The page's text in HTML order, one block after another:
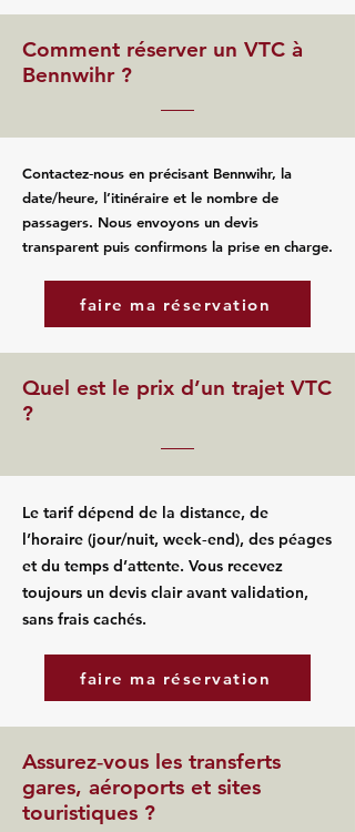
Comment réserver un VTC à
Bennwihr ?
Contactez‑nous en précisant Bennwihr, la
date/heure, l’itinéraire et le nombre de
passagers. Nous envoyons un devis
transparent puis confirmons la prise en charge.
faire ma réservation
Quel est le prix d’un trajet VTC
?
Le tarif dépend de la distance, de
l’horaire (jour/nuit, week‑end), des péages
et du temps d’attente. Vous recevez
toujours un devis clair avant validation,
sans frais cachés.
faire ma réservation
Assurez‑vous les transferts
gares, aéroports et sites
touristiques ?